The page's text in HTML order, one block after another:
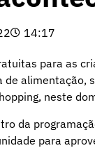
14:17
para as
alimentação,
neste
da
para